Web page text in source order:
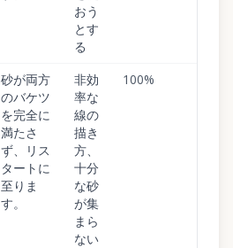
おう
とす
る
砂が両方
のバケツ
を完全に
満たさ
ず、リス
タートに
至りま
す。
非効
率な
線の
描き
方、
十分
な砂
が集
まら
ない
100%